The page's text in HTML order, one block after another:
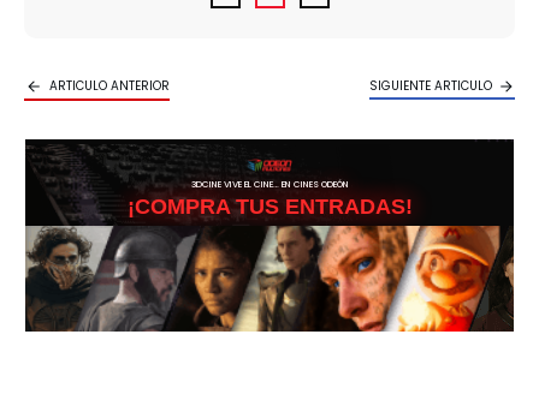
ARTICULO ANTERIOR SIGUIENTE ARTICULO
3DCINE VIVE EL CINE… EN CINES ODEÓN
¡COMPRA TUS ENTRADAS!